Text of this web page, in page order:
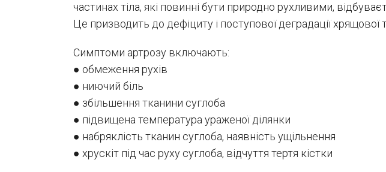
частинах тіла, які повинні бути природно рухливими,
Це призводить до дефіциту і поступової деградації хрящової
Симптоми артрозу включають:
● обмеження рухів
● ниючий біль
● збільшення тканини суглоба
● підвищена температура ураженої ділянки
● набряклість тканин суглоба, наявність ущільнення
● хрускіт під час руху суглоба, відчуття тертя кістки